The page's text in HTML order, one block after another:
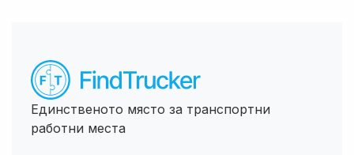
Единственото място за транспортни
работни места